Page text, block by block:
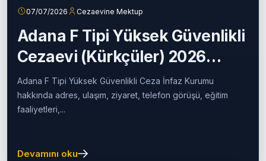
07/07/2026 Cezaevine Mektup
Adana F Tipi Yüksek Güvenlikli
Cezaevi (Kürkçüler) 2026
Rehberi
Adana F Tipi Yüksek Güvenlikli Ceza İnfaz Kurumu
hakkında adres, ulaşım, ziyaret, telefon görüşü, eğitim
faaliyetleri,...
Devamını oku